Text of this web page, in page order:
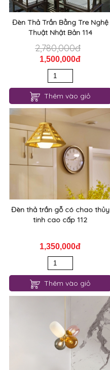
1,500,000đ
Đèn thả trần gỗ có chao thủy
tinh cao cấp 112
1,350,000đ
Đèn thả trần bong bóng thủy
tinh đa sắc 110